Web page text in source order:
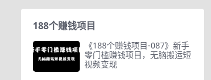
188个赚钱项目
《188个赚钱项目-087》新手
零门槛赚钱项目，无脑搬运短
视频变现